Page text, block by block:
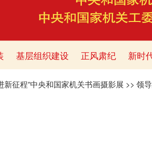
基层组织建设 正风肃纪 新时
新征程”中央和国家机关书画摄影展 >> 领